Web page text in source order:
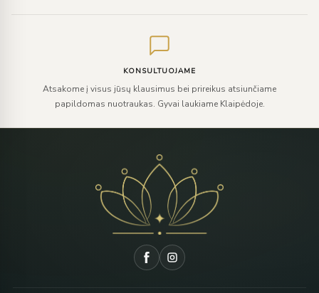
KONSULTUOJAME
Atsakome į visus jūsų klausimus bei prireikus atsiunčiame
papildomas nuotraukas. Gyvai laukiame Klaipėdoje.